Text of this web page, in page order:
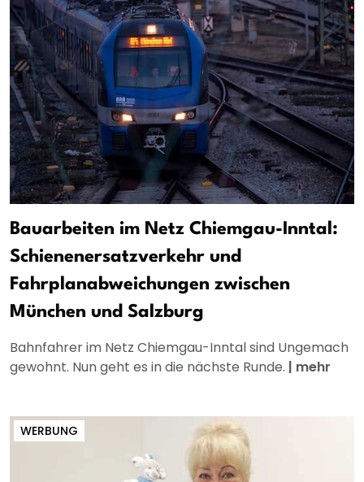
Bauarbeiten im Netz Chiemgau-Inntal:
Schienenersatzverkehr und
Fahrplanabweichungen zwischen
München und Salzburg
Bahnfahrer im Netz Chiemgau-Inntal sind Ungemach
gewohnt. Nun geht es in die nächste Runde. | mehr
WERBUNG